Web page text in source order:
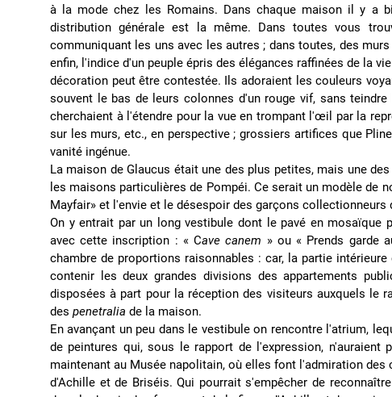
à la mode chez les Romains. Dans chaque maison il y a
distribution générale est la même. Dans toutes vous
communiquant les uns avec les autres ; dans toutes, des
enfin, l'indice d'un peuple épris des élégances raffinées de la
décoration peut être contestée. Ils adoraient les couleurs
souvent le bas de leurs colonnes d'un rouge vif, sans
cherchaient à l'étendre pour la vue en trompant l'œil par la
sur les murs, etc., en perspective ; grossiers artifices que
vanité ingénue.
La maison de Glaucus était une des plus petites, mais une
les maisons particulières de Pompéi. Ce serait un modèle de
Mayfair» et l'envie et le désespoir des garçons collectionneurs
On y entrait par un long vestibule dont le pavé en mosaïque
avec cette inscription : « Cave canem » ou « Prends garde
chambre de proportions raisonnables : car, la partie
contenir les deux grandes divisions des appartements
disposées à part pour la réception des visiteurs auxquels le
des penetralia de la maison.
En avançant un peu dans le vestibule on rencontre l'atrium,
de peintures qui, sous le rapport de l'expression, n'auraient
maintenant au Musée napolitain, où elles font l'admiration
d'Achille et de Briséis. Qui pourrait s'empêcher de